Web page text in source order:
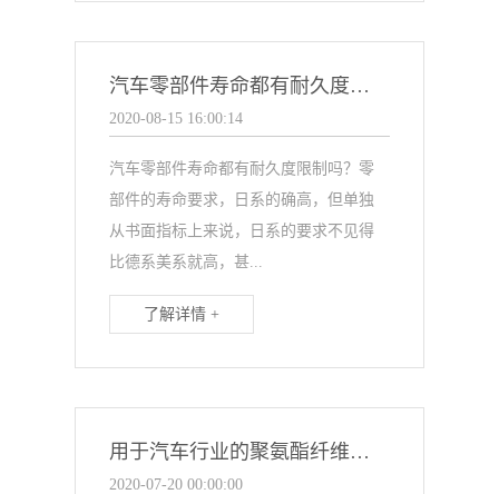
汽车零部件寿命都有耐久度限制吗？
2020-08-15 16:00:14
汽车零部件寿命都有耐久度限制吗？零
部件的寿命要求，日系的确高，但单独
从书面指标上来说，日系的要求不见得
比德系美系就高，甚...
了解详情 +
用于汽车行业的聚氨酯纤维复材轻质部件
2020-07-20 00:00:00